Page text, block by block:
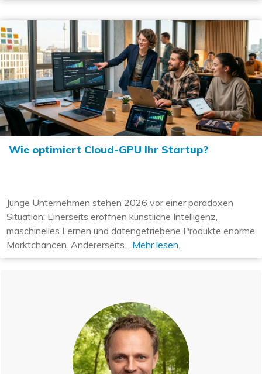
Wie optimiert Cloud-GPU Ihr Startup?
Junge Unternehmen stehen 2026 vor einer paradoxen
Situation: Einerseits eröffnen künstliche Intelligenz,
maschinelles Lernen und datengetriebene Produkte enorme
Marktchancen. Andererseits... Mehr lesen.